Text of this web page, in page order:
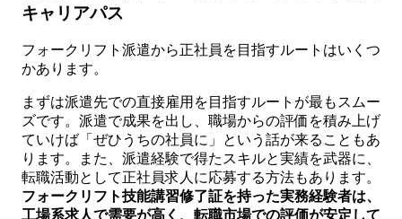
キャリアパス
フォークリフト派遣から正社員を目指すルートはいくつ
かあります。
まずは派遣先での直接雇用を目指すルートが最もスムー
ズです。派遣で成果を出し、職場からの評価を積み上げ
ていけば「ぜひうちの社員に」という話が来ることもあ
ります。また、派遣経験で得たスキルと実績を武器に、
転職活動として正社員求人に応募する方法もあります。
フォークリフト技能講習修了証を持った実務経験者は、
工場系求人で需要が高く、転職市場での評価が安定して